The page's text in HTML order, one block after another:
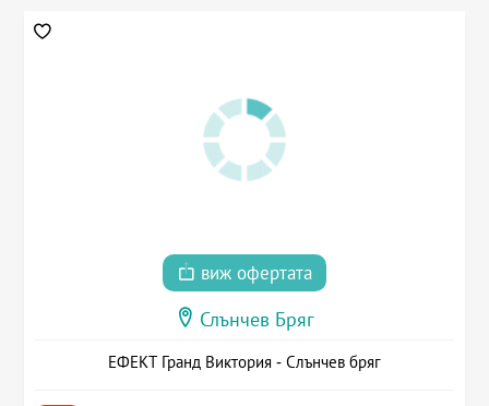
виж офертата
Слънчев Бряг
ЕФЕКТ Гранд Виктория - Слънчев бряг